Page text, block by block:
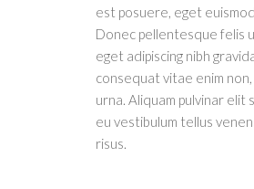
est posuere, eget
Donec pellentesque felis
eget adipiscing nibh
consequat vitae enim
urna. Aliquam pulvinar
eu vestibulum tellus
risus.